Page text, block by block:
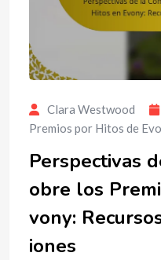
Clara Westwood
Premios por Hitos de
Perspectivas
obre los
vony:
iones